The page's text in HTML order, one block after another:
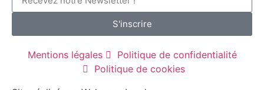
S'inscrire
Mentions légales
Politique de confidentialité
Politique de cookies